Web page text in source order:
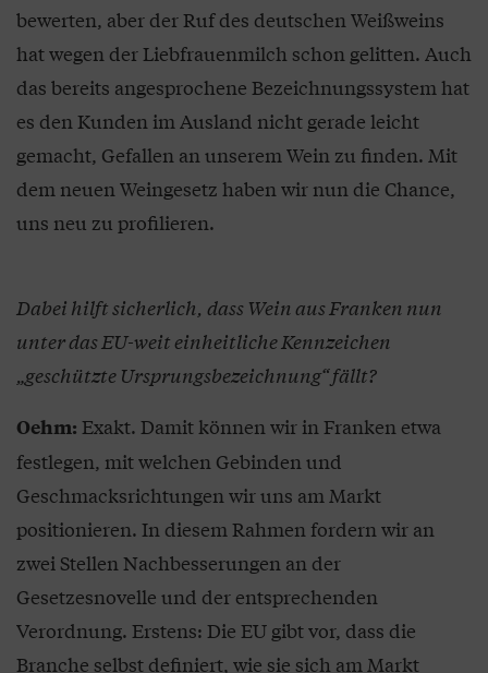
bewerten, aber der Ruf des deutschen Weißweins
hat wegen der Liebfrauenmilch schon gelitten. Auch
das bereits angesprochene Bezeichnungssystem hat
es den Kunden im Ausland nicht gerade leicht
gemacht, Gefallen an unserem Wein zu finden. Mit
dem neuen Weingesetz haben wir nun die Chance,
uns neu zu profilieren.
Dabei hilft sicherlich, dass Wein aus Franken nun
unter das EU-weit einheitliche Kennzeichen
„geschützte Ursprungsbezeichnung“ fällt?
Oehm: Exakt. Damit können wir in Franken etwa
festlegen, mit welchen Gebinden und
Geschmacksrichtungen wir uns am Markt
positionieren. In diesem Rahmen fordern wir an
zwei Stellen Nachbesserungen an der
Gesetzesnovelle und der entsprechenden
Verordnung. Erstens: Die EU gibt vor, dass die
Branche selbst definiert, wie sie sich am Markt